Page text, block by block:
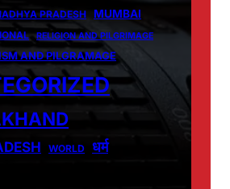
PRADESH MUMBAI
RELIGION AND PILGRIMAGE
AND PILGRAMAGE
WORLD धर्म